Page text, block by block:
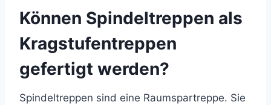
Können Spindeltreppen als
Kragstufentreppen
gefertigt werden?
Spindeltreppen sind eine Raumspartreppe. Sie